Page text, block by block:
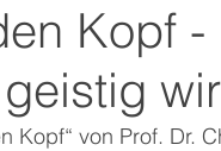
Kopf
Kopf“ von Prof. Dr.